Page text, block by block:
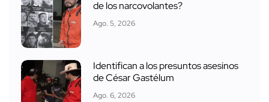
de los narcovolantes?
Ago. 5, 2026
Identifican a los presuntos asesinos
de César Gastélum
Ago. 6, 2026